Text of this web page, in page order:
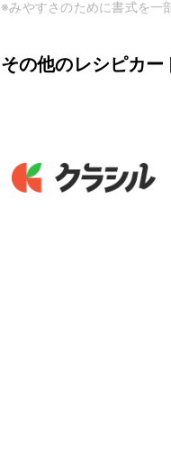
※みやすさのために書式を一
その他のレシピカー